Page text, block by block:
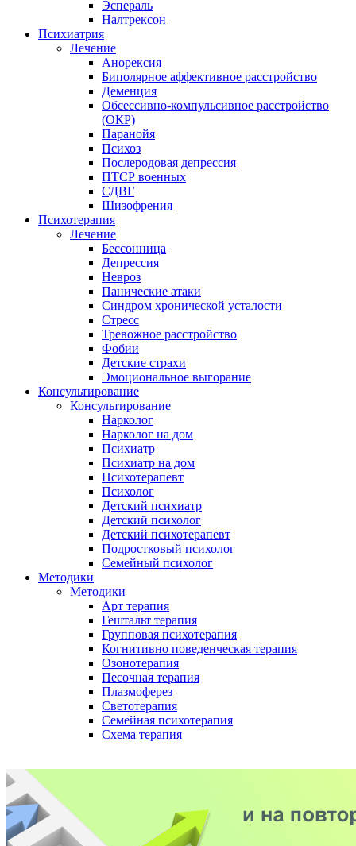
Эспераль
Налтрексон
Психиатрия
Лечение
Анорексия
Биполярное аффективное расстройство
Деменция
Обсессивно-компульсивное расстройство
(ОКР)
Паранойя
Психоз
Послеродовая депрессия
ПТСР военных
СДВГ
Шизофрения
Психотерапия
Лечение
Бессонница
Депрессия
Невроз
Панические атаки
Синдром хронической усталости
Стресс
Тревожное расстройство
Фобии
Детские страхи
Эмоциональное выгорание
Консультирование
Консультирование
Нарколог
Нарколог на дом
Психиатр
Психиатр на дом
Психотерапевт
Психолог
Детский психиатр
Детский психолог
Детский психотерапевт
Подростковый психолог
Семейный психолог
Методики
Методики
Арт терапия
Гештальт терапия
Групповая психотерапия
Когнитивно поведенческая терапия
Озонотерапия
Песочная терапия
Плазмоферез
Светотерапия
Семейная психотерапия
Схема терапия